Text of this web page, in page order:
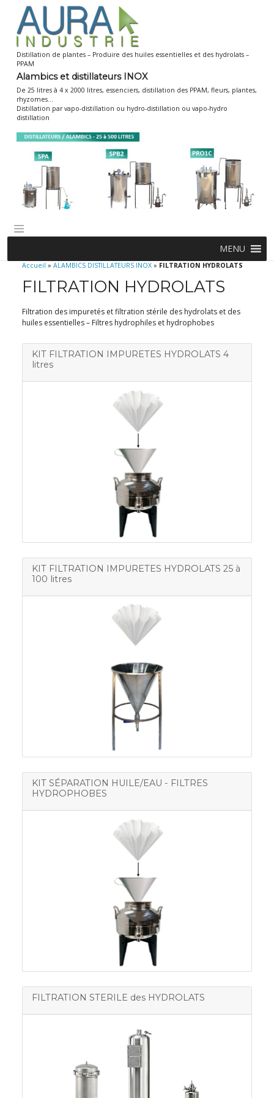
content
Distillation de plantes – Produire des huiles essentielles et des hydrolats –
PPAM
Alambics et distillateurs INOX
De 25 litres à 4 x 2000 litres, essenciers, distillation des PPAM, fleurs, plantes,
rhyzomes…
Distillation par vapo-distillation ou hydro-distillation ou vapo-hydro
distillation
MENU
Accueil » ALAMBICS DISTILLATEURS INOX » FILTRATION HYDROLATS
FILTRATION HYDROLATS
Filtration des impuretés et filtration stérile des hydrolats et des
huiles essentielles – Filtres hydrophiles et hydrophobes
KIT FILTRATION IMPURETES HYDROLATS 4
litres
KIT FILTRATION IMPURETES HYDROLATS 25 à
100 litres
KIT SÉPARATION HUILE/EAU - FILTRES
HYDROPHOBES
FILTRATION STERILE des HYDROLATS